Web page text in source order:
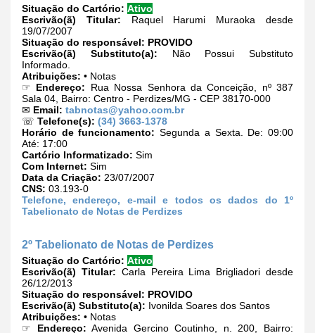
Situação do Cartório: Ativo
Escrivão(ã) Titular: Raquel Harumi Muraoka desde
19/07/2007
Situação do responsável: PROVIDO
Escrivão(ã) Substituto(a): Não Possui Substituto
Informado.
Atribuições: • Notas
☞ Endereço: Rua Nossa Senhora da Conceição, nº 387
Sala 04, Bairro: Centro - Perdizes/MG - CEP 38170-000
✉ Email: tabnotas@yahoo.com.br
☏ Telefone(s): (34) 3663-1378
Horário de funcionamento: Segunda a Sexta. De: 09:00
Até: 17:00
Cartório Informatizado: Sim
Com Internet: Sim
Data da Criação: 23/07/2007
CNS: 03.193-0
Telefone, endereço, e-mail e todos os dados do 1º
Tabelionato de Notas de Perdizes
2º Tabelionato de Notas de Perdizes
Situação do Cartório: Ativo
Escrivão(ã) Titular: Carla Pereira Lima Brigliadori desde
26/12/2013
Situação do responsável: PROVIDO
Escrivão(ã) Substituto(a): Ivonilda Soares dos Santos
Atribuições: • Notas
☞ Endereço: Avenida Gercino Coutinho, n. 200, Bairro: